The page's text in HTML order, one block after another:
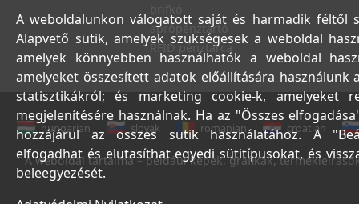
brifkó
aprópénztartó
RFID pénztárca
hungarian slovak romanian croatian
A weboldal tartalma – például képek, grafikák,
A weboldalunkon válogatott saját és harmadik féltől
Alapvető sütik, amelyek szükségesek a weboldal
amelyek könnyebben használhatók a weboldal
amelyeket összesített adatok előállítására használunk
statisztikákról; és marketing cookie-k, amelyeket
megjelenítésére használnak. Ha az "Összes
hozzájárul az összes sütik használatához. A
elfogadhat és elutasíthat egyedi sütitípusokat, és
beleegyezését.